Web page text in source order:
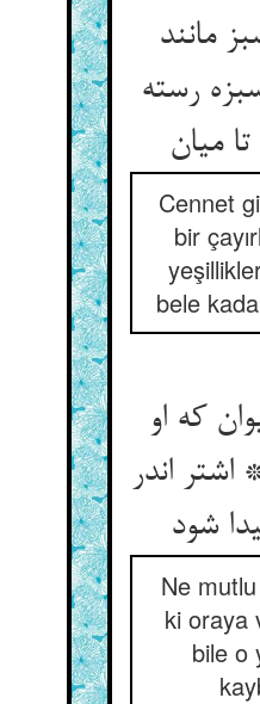
مانند
رسته
Cennet
bir
bele
که او
اندر
Ne
ki oraya
bile o